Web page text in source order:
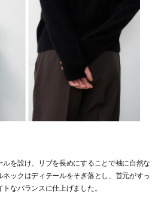
を設け、リブを長めにすることで袖に自然な
ックはディテールをそぎ落とし、首元がすっ
なバランスに仕上げました。